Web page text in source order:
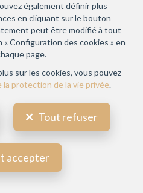
également définir plus
en cliquant sur le bouton
peut être modifié à tout
Configuration des cookies » en
page.
sur les cookies, vous pouvez
la protection de la vie privée.
Tout refuser
accepter